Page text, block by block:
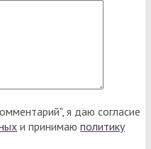
я даю согласие
и принимаю политику